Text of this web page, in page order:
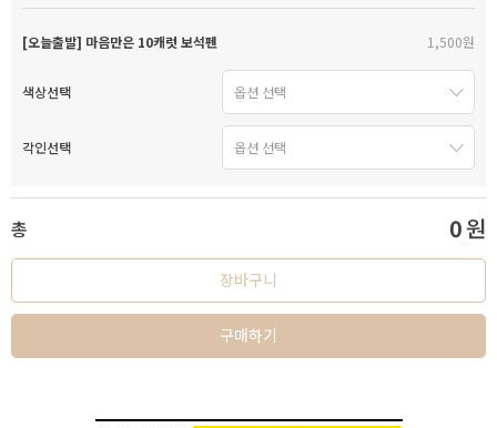
[오늘출발] 마음만은 10캐럿 보석펜 1,500원
색상선택
각인선택
총 0원
장바구니
구매하기